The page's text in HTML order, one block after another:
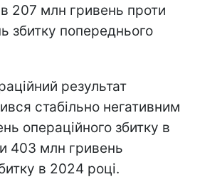
в 207 млн гривень проти
збитку попереднього
результат
стабільно негативним
операційного збитку в
403 млн гривень
в 2024 році.